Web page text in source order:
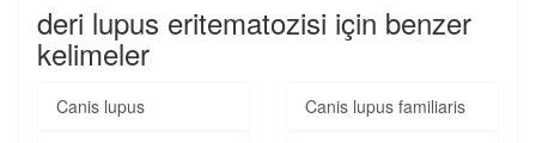
deri lupus eritematozisi için benzer
kelimeler
Canis lupus Canis lupus familiaris